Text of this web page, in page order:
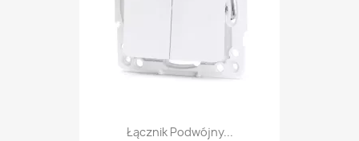
Łącznik Podwójny...